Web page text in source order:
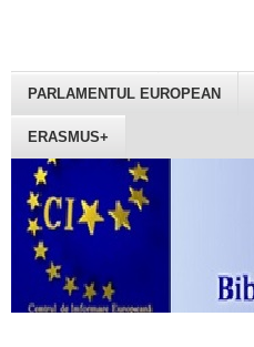
PARLAMENTUL EUROPEAN
ERASMUS+